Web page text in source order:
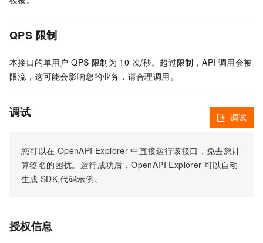
QPS 限制
本接口的单用户 QPS 限制为 10 次/秒。超过限制，API 调用会被
限流，这可能会影响您的业务，请合理调用。
调试
您可以在 OpenAPI Explorer 中直接运行该接口，免去您计
算签名的困扰。运行成功后，OpenAPI Explorer 可以自动
生成 SDK 代码示例。
调试
授权信息